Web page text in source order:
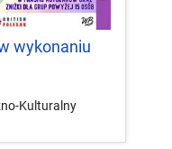
wykonaniu
Kulturalny